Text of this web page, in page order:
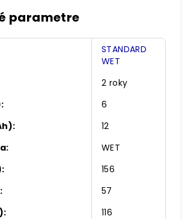
parametre
STANDARD
WET
2 roky
:
6
:
12
:
WET
:
156
:
57
:
116